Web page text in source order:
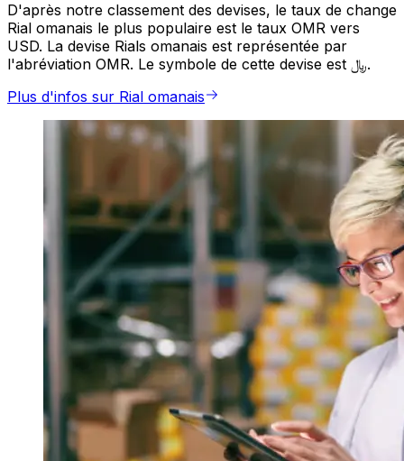
D'après notre classement des devises, le taux de change
Rial omanais le plus populaire est le taux OMR vers
USD. La devise Rials omanais est représentée par
l'abréviation OMR. Le symbole de cette devise est ﷼.
Plus d'infos sur Rial omanais